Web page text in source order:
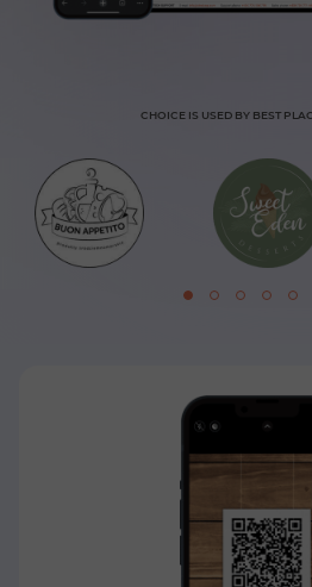
CHOICE IS USED BY BEST